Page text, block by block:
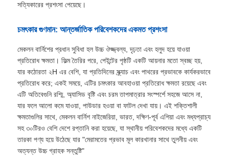
সত্যিকারের প্রশংসা পেয়েছে।
চমৎকার গুণমান: আন্তর্জাতিক পরিবেশকদের একমত প্রশংসা
মেকলন বার্নিশের প্রধান সুবিধা হল উচ্চ ঔজ্জ্বল্য, দৃঢ়তা এবং হলুদ হয়ে যাওয়া
প্রতিরোধ ক্ষমতা। ফিল্ম তৈরির পরে, পেইন্টের পৃষ্ঠটি একটি আয়নার মতো স্বচ্ছ হয়,
যার কঠোরতা ২H এর বেশি, যা প্রতিদিনের স্ক্র্যাচ এবং পাথরের প্রভাবকে কার্যকরভাবে
প্রতিরোধ করে; একই সময়ে, এটির চমৎকার আবহাওয়া প্রতিরোধ ক্ষমতা রয়েছে এবং
এটি অতিবেগুনি রশ্মি, অ্যাসিড বৃষ্টি এবং চরম তাপমাত্রার সংস্পর্শে সহজে আসে না,
যার ফলে আলো কমে যাওয়া, পাউডার হওয়া বা ফাটল দেখা যায়। এই শক্তিশালী
ক্ষমতাগুলির সাথে, মেকলন বার্নিশ নাইজেরিয়া, ভারত, দক্ষিণ-পূর্ব এশিয়া এবং মধ্যপ্রাচ্য
সহ ৩০টিরও বেশি দেশে রপ্তানি করা হয়েছে, যা স্থানীয় পরিবেশকদের মধ্যে একটি
তারকা পণ্য হয়ে উঠেছে যার "মেরামতের প্রভাব মূল কারখানার সাথে তুলনীয় এবং
অত্যন্ত উচ্চ গ্রাহক সন্তুষ্টি"